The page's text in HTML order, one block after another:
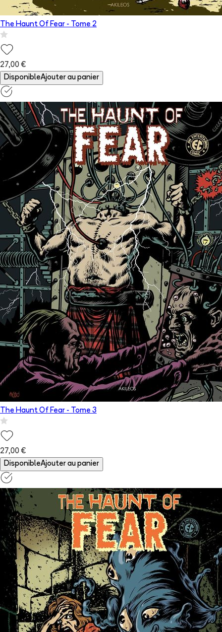
The Haunt Of Fear - Tome 2
27,00 €
DisponibleAjouter au panier
The Haunt Of Fear - Tome 3
27,00 €
DisponibleAjouter au panier